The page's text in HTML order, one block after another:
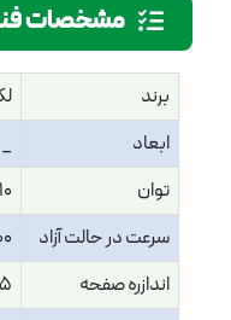
مشخصات فنی
برند
لکا-Leka
ابعاد
توان
سرعت در حالت آزاد
11000دور در رقیقه
اندازره صفحه